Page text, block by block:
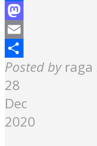
Facebook
Mastodon
Email
Share
Posted by raga
28
Dec
2020